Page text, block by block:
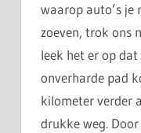
waarop auto’s je
zoeven, trok ons
leek het er op
onverharde pad
kilometer verder
drukke weg.